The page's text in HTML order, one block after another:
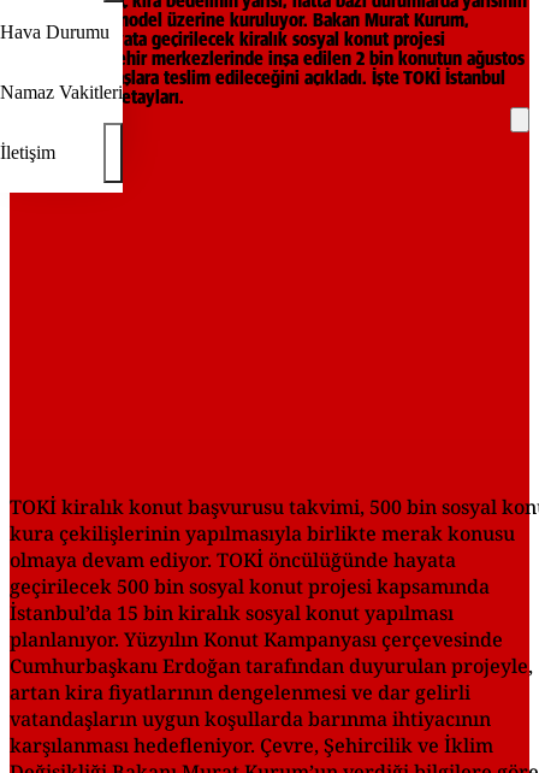
Hava Durumu
Namaz Vakitleri
İletişim
da altında bir model üzerine kuruluyor. Bakan Murat Kurum,
İstanbul'da hayata geçirilecek kiralık sosyal konut projesi
kapsamında, şehir merkezlerinde inşa edilen 2 bin konutun ağustos
ayında vatandaşlara teslim edileceğini açıkladı. İşte TOKİ İstanbul
kiralık konut detayları.
REKLAM
TOKİ kiralık konut başvurusu takvimi, 500 bin sosyal
kura çekilişlerinin yapılmasıyla birlikte merak konusu
olmaya devam ediyor. TOKİ öncülüğünde hayata
geçirilecek 500 bin sosyal konut projesi kapsamında
İstanbul’da 15 bin kiralık sosyal konut yapılması
planlanıyor. Yüzyılın Konut Kampanyası çerçevesinde
Cumhurbaşkanı Erdoğan tarafından duyurulan projeyle,
artan kira fiyatlarının dengelenmesi ve dar gelirli
vatandaşların uygun koşullarda barınma ihtiyacının
karşılanması hedefleniyor. Çevre, Şehircilik ve İklim